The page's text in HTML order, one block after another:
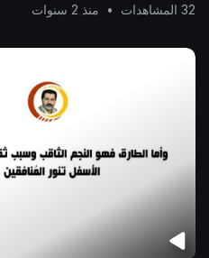
32 المشاهدات
• منذ 2 سنوات